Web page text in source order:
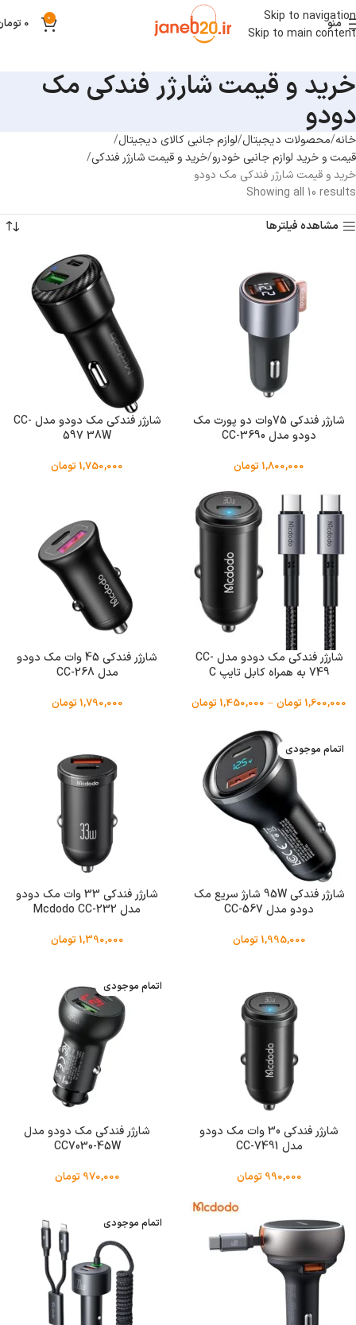
Skip to navigation
Skip to main content
منو 0
0
خرید و قیمت شارژر فندکی مک
دودو
خانه محصولات دیجیتال لوازم جانبی کالای دیجیتال
قیمت و خرید لوازم جانبی خودرو خرید و قیمت شارژر فندکی
خرید و قیمت شارژر فندکی مک دودو
Showing all 10 results
مشاهده فیلترها
شارژر فندکی 75وات دو پورت مک
دودو مدل CC-3690
1,800,000 تومان
شارژر فندکی مک دودو مدل CC-
597 38W
1,750,000 تومان
شارژر فندکی مک دودو مدل CC-
749 به همراه کابل تایپ C
1,600,000 تومان –
1,450,000 تومان
شارژر فندکی 45 وات مک دودو
مدل CC-268
1,790,000 تومان
اتمام موجودی
شارژر فندکی 95W شارژ سریع مک
دودو مدل CC-567
1,995,000 تومان
شارژر فندکی 33 وات مک دودو
مدل Mcdodo CC-232
1,390,000 تومان
شارژر فندکی 30 وات مک دودو
مدل CC-7491
990,000 تومان
اتمام موجودی
شارژر فندکی مک دودو مدل
CC7030-45W
970,000 تومان
اتمام موجودی